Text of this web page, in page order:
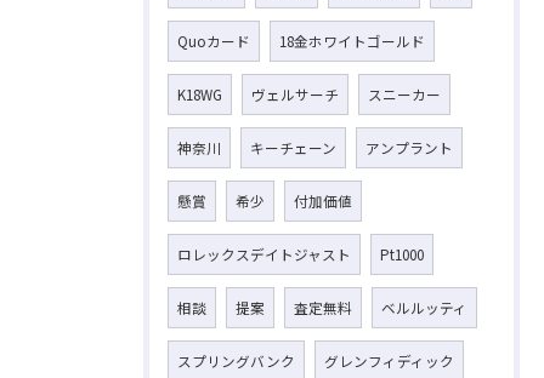
Quoカード 18金ホワイトゴールド
K18WG ヴェルサーチ スニーカー
神奈川 キーチェーン アンプラント
懸賞 希少 付加価値
ロレックスデイトジャスト Pt1000
相談 提案 査定無料 ベルルッティ
スプリングバンク グレンフィディック